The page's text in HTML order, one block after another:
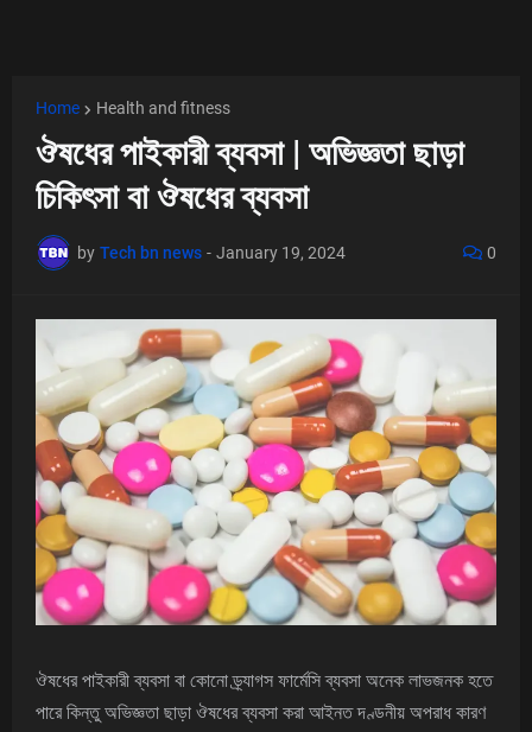
Home Health and fitness
ঔষধের পাইকারী ব্যবসা | অভিজ্ঞতা ছাড়া
চিকিৎসা বা ঔষধের ব্যবসা
by Tech bn news - January 19, 2024 0
ঔষধের পাইকারী ব্যবসা বা কোনো ড্র্যাগস ফার্মেসি ব্যবসা অনেক লাভজনক হতে
পারে কিন্তু অভিজ্ঞতা ছাড়া ঔষধের ব্যবসা করা আইনত দণ্ডনীয় অপরাধ কারণ